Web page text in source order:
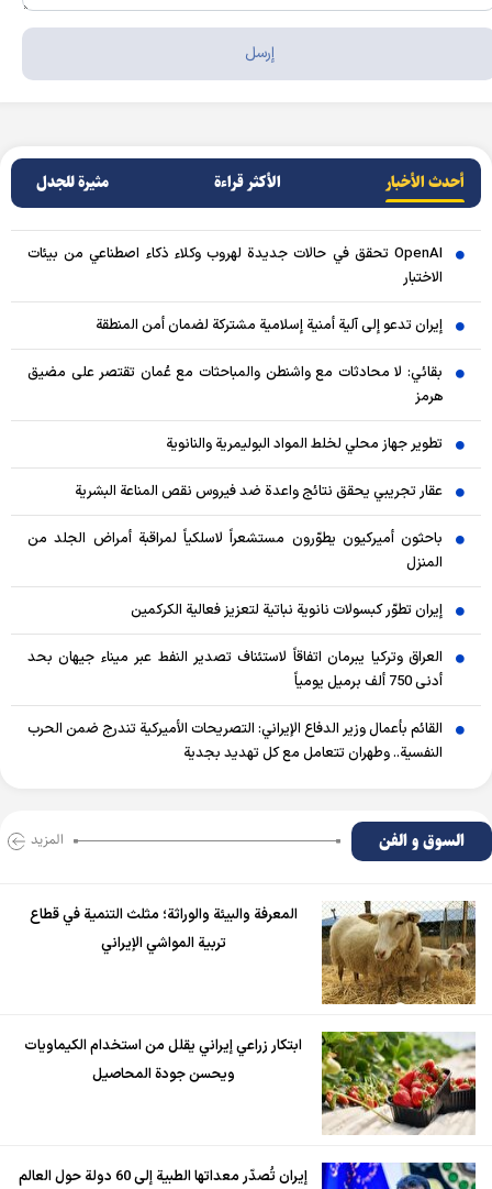
أحدث الأخبار الأکثر قراءة مثيرة للجدل
OpenAI تحقق في حالات جديدة لهروب وكلاء ذكاء اصطناعي من بيئات
الاختبار
إيران تدعو إلى آلية أمنية إسلامية مشتركة لضمان أمن المنطقة
بقائي: لا محادثات مع واشنطن والمباحثات مع عُمان تقتصر على مضيق
هرمز
تطوير جهاز محلي لخلط المواد البوليمرية والنانوية
عقار تجريبي يحقق نتائج واعدة ضد فيروس نقص المناعة البشرية
باحثون أميركيون يطوّرون مستشعراً لاسلكياً لمراقبة أمراض الجلد من
المنزل
إيران تطوّر كبسولات نانوية نباتية لتعزيز فعالية الكركمين
العراق وتركيا يبرمان اتفاقاً لاستئناف تصدير النفط عبر ميناء جيهان بحد
أدنى 750 ألف برميل يومياً
القائم بأعمال وزير الدفاع الإيراني: التصريحات الأميركية تندرج ضمن الحرب
النفسية.. وطهران تتعامل مع كل تهديد بجدية
السوق و الفن المزید
المعرفة والبيئة والوراثة؛ مثلث التنمية في قطاع
تربية المواشي الإيراني
ابتكار زراعي إيراني يقلل من استخدام الكيماويات
ويحسن جودة المحاصيل
إيران تُصدّر معداتها الطبية إلى 60 دولة حول العالم